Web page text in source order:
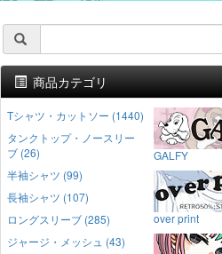
商品カテゴリ
Tシャツ・カットソー (1440)
タンクトップ・ノースリー
ブ (26)
半袖シャツ (99)
長袖シャツ (107)
ロングスリーブ (285)
ジャージ・メッシュ (43)
GALFY
over print